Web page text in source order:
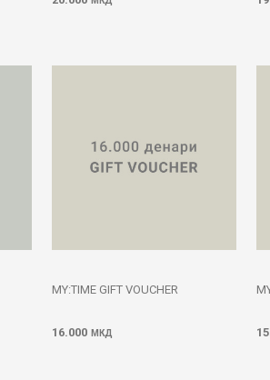
MY:TIME GIFT VOUCHER
16.000 МКД